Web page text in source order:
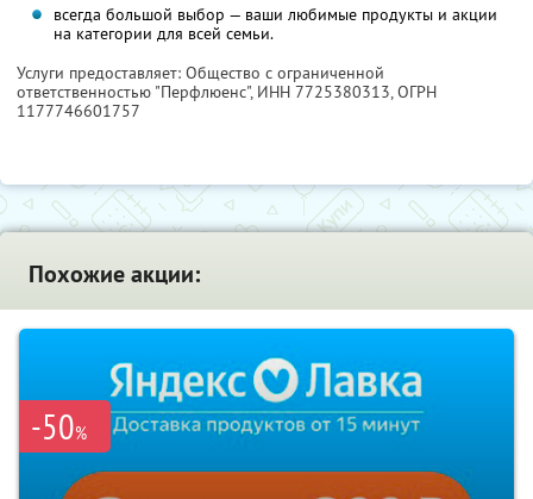
всегда большой выбор — ваши любимые продукты и акции
на категории для всей семьи.
Услуги предоставляет: Общество с ограниченной
ответственностью "Перфлюенс", ИНН 7725380313, ОГРН
1177746601757
Похожие акции:
-50%